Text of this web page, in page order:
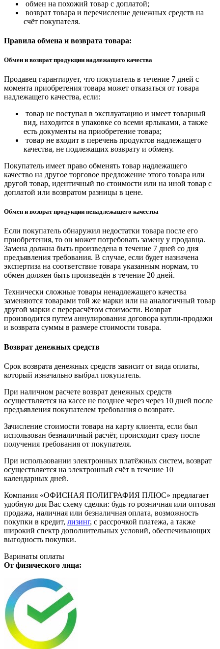
обмен на похожий товар с доплатой;
возврат товара и перечисление денежных средств на
счёт покупателя.
Правила обмена и возврата товара:
Обмен и возврат продукции надлежащего качества
Продавец гарантирует, что покупатель в течение 7 дней с
момента приобретения товара может отказаться от товара
надлежащего качества, если:
товар не поступал в эксплуатацию и имеет товарный
вид, находится в упаковке со всеми ярлыками, а также
есть документы на приобретение товара;
товар не входит в перечень продуктов надлежащего
качества, не подлежащих возврату и обмену.
Покупатель имеет право обменять товар надлежащего
качество на другое торговое предложение этого товара или
другой товар, идентичный по стоимости или на иной товар с
доплатой или возвратом разницы в цене.
Обмен и возврат продукции ненадлежащего качества
Если покупатель обнаружил недостатки товара после его
приобретения, то он может потребовать замену у продавца.
Замена должна быть произведена в течение 7 дней со дня
предъявления требования. В случае, если будет назначена
экспертиза на соответствие товара указанным нормам, то
обмен должен быть произведён в течение 20 дней.
Технически сложные товары ненадлежащего качества
заменяются товарами той же марки или на аналогичный товар
другой марки с перерасчётом стоимости. Возврат
производится путем аннулирования договора купли-продажи
и возврата суммы в размере стоимости товара.
Возврат денежных средств
Срок возврата денежных средств зависит от вида оплаты,
который изначально выбрал покупатель.
При наличном расчете возврат денежных средств
осуществляется на кассе не позднее через через 10 дней после
предъявления покупателем требования о возврате.
Зачисление стоимости товара на карту клиента, если был
использован безналичный расчёт, происходит сразу после
получения требования от покупателя.
При использовании электронных платёжных систем, возврат
осуществляется на электронный счёт в течение 10
календарных дней.
Компания «ОФИСНАЯ ПОЛИГРАФИЯ ПЛЮС» предлагает
удобную для Вас схему сделки: будь то розничная или оптовая
продажа, наличная или безналичная оплата, возможность
покупки в кредит, лизинг, с рассрочкой платежа, а также
широкий спектр дополнительных условий, обеспечивающих
выгодность покупки.
Варинаты оплаты
От физического лица: